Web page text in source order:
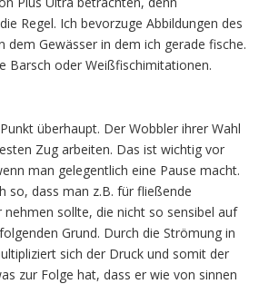
Regel. Ich bevorzuge Abbildungen des
dem Gewässer in dem ich gerade fische.
Barsch oder Weißfischimitationen.
überhaupt. Der Wobbler ihrer Wahl
Zug arbeiten. Das ist wichtig vor
man gelegentlich eine Pause macht.
so, dass man z.B. für fließende
nehmen sollte, die nicht so sensibel auf
Grund. Durch die Strömung in
sich der Druck und somit der
zur Folge hat, dass er wie von sinnen